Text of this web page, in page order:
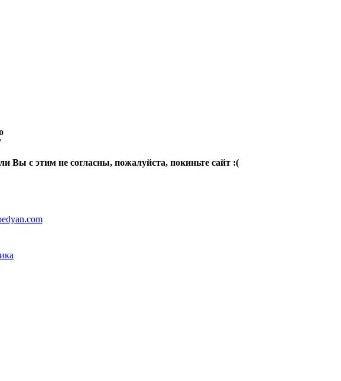
Вы с этим не согласны, пожалуйста, покиньте сайт :(